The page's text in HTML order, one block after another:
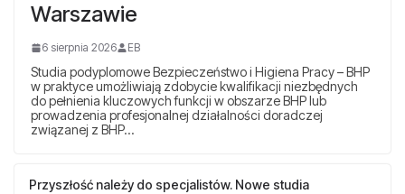
Warszawie
6 sierpnia 2026 EB
Studia podyplomowe Bezpieczeństwo i Higiena Pracy – BHP
w praktyce umożliwiają zdobycie kwalifikacji niezbędnych
do pełnienia kluczowych funkcji w obszarze BHP lub
prowadzenia profesjonalnej działalności doradczej
związanej z BHP…
Przyszłość należy do specjalistów. Nowe studia